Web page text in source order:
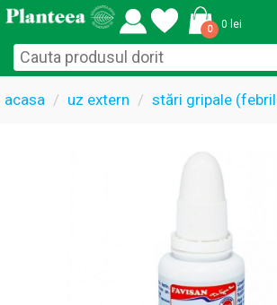
0 0 lei
acasa uz extern stări gripale